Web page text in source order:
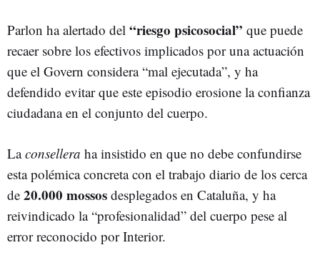
Parlon ha alertado del “riesgo psicosocial” que puede
recaer sobre los efectivos implicados por una actuación
que el Govern considera “mal ejecutada”, y ha
defendido evitar que este episodio erosione la confianza
ciudadana en el conjunto del cuerpo.
Laconsellera ha insistido en que no debe confundirse
esta polémica concreta con el trabajo diario de los cerca
de 20.000 mossos desplegados en Cataluña, y ha
reivindicado la “profesionalidad” del cuerpo pese al
error reconocido por Interior.